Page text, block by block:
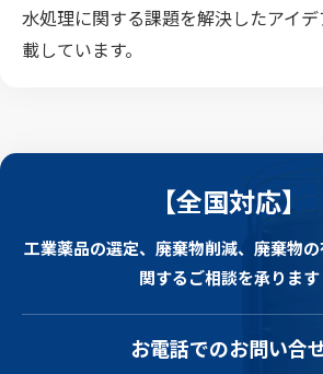
水処理に関する課題を解決したアイ
載しています。
【全国対応】
工業薬品の選定、廃棄物削減、廃棄物
関するご相談を承ります
お電話でのお問い合